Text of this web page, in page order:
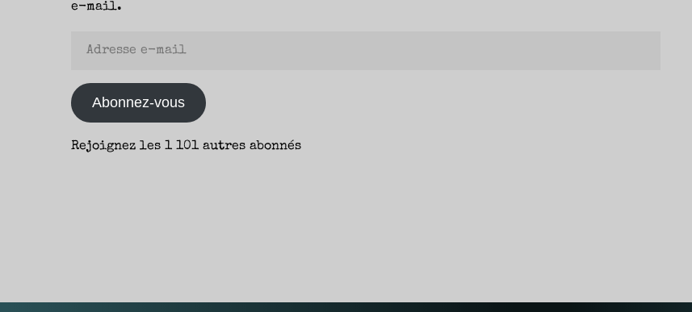
e-mail.
Adresse
mail
Abonnez-vous
Rejoignez les 1 101 autres abonnés